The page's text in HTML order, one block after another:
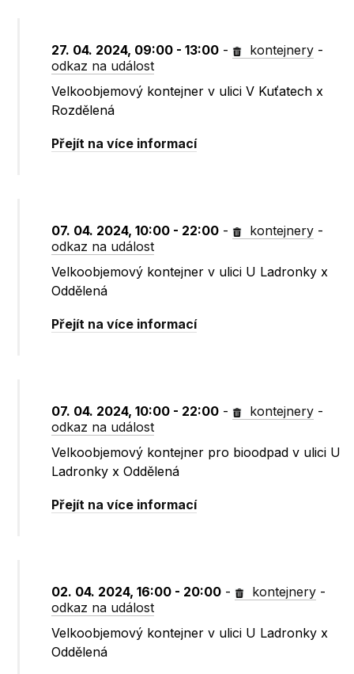
27. 04. 2024, 09:00 - 13:00 - kontejnery -
odkaz na událost
Velkoobjemový kontejner v ulici V Kuťatech x
Rozdělená
Přejít na více informací
07. 04. 2024, 10:00 - 22:00 - kontejnery -
odkaz na událost
Velkoobjemový kontejner v ulici U Ladronky x
Oddělená
Přejít na více informací
07. 04. 2024, 10:00 - 22:00 - kontejnery -
odkaz na událost
Velkoobjemový kontejner pro bioodpad v ulici U
Ladronky x Oddělená
Přejít na více informací
02. 04. 2024, 16:00 - 20:00 - kontejnery -
odkaz na událost
Velkoobjemový kontejner v ulici U Ladronky x
Oddělená